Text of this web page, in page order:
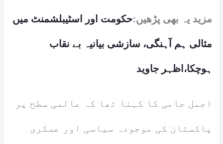
مزید یہ بھی پڑھیں:حکومت اور اسٹیبلشمنٹ میں
مثالی ہم آہنگی، سازشی بیانیہ بے نقاب
ہوچکا،اظہر جاوید
اجمل جامی کا کہنا تھا کہ عالمی سطح پر
پاکستان کی موجودہ سیاسی اور عسکری